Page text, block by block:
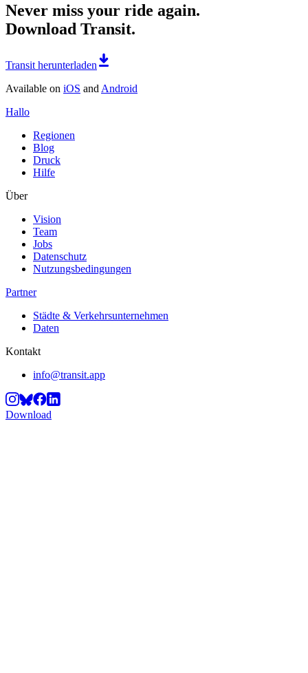
Never miss your ride again.
Download Transit.
Transit herunterladen
Available on iOS and Android
Hallo
Regionen
Blog
Druck
Hilfe
Über
Vision
Team
Jobs
Datenschutz
Nutzungsbedingungen
Partner
Städte & Verkehrsunternehmen
Daten
Kontakt
info@transit.app
Download